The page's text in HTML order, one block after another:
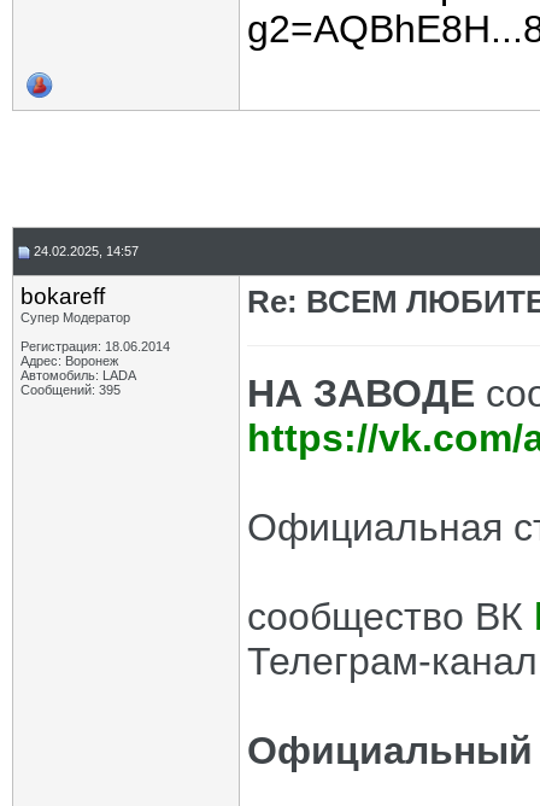
24.02.2025, 14:57
bokareff
Супер Модератор
Регистрация: 18.06.2014
Адрес: Воронеж
Автомобиль: LADA
Сообщений: 395
Re: ВСЕМ
НА ЗАВОДЕ
https://vk.com/
Официальная
сообщество ВК
Телеграм-
Официальный